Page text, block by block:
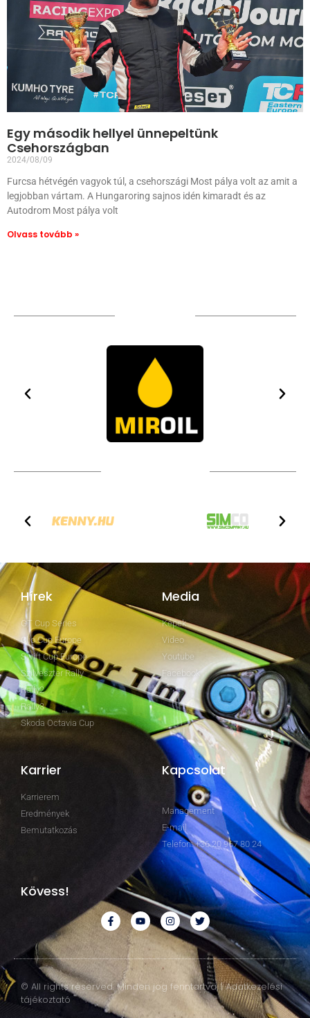
Egy második hellyel ünnepeltünk
Csehországban
2024/08/09
Furcsa hétvégén vagyok túl, a csehországi Most pálya volt az amit a
legjobban vártam. A Hungaroring sajnos idén kimaradt és az
Autodrom Most pálya volt
Olvass tovább »
Hírek
GT Cup Series
Clio Cup Europe
Swift Cup Europe
Szilveszter Rally
Rally2
Rally3
Skoda Octavia Cup
Media
Képek
Video
Youtube
Facebook
Karrier
Karrierem
Eredmények
Bemutatkozás
Kapcsolat
Management
E-mail
Telefon: +36 20 967 80 24
Kövess!
© All rights reserved. Minden jog fenntartva. | Adatkezelési
tájékoztató